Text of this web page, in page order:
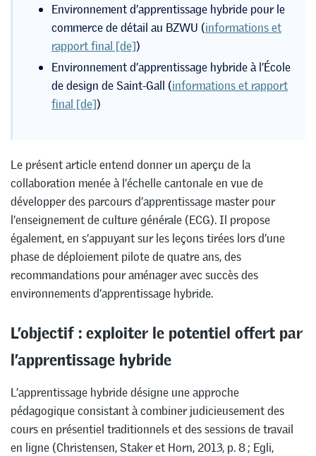
Environnement d’apprentissage hybride pour le
commerce de détail au BZWU (informations et
rapport final [de])
Environnement d’apprentissage hybride à l’École
de design de Saint-Gall (informations et rapport
final [de])
Le présent article entend donner un aperçu de la
collaboration menée à l’échelle cantonale en vue de
développer des parcours d’apprentissage master pour
l’enseignement de culture générale (ECG). Il propose
également, en s’appuyant sur les leçons tirées lors d’une
phase de déploiement pilote de quatre ans, des
recommandations pour aménager avec succès des
environnements d’apprentissage hybride.
L’objectif : exploiter le potentiel offert par
l’apprentissage hybride
L’apprentissage hybride désigne une approche
pédagogique consistant à combiner judicieusement des
cours en présentiel traditionnels et des sessions de travail
en ligne (Christensen, Staker et Horn, 2013, p. 8 ; Egli,